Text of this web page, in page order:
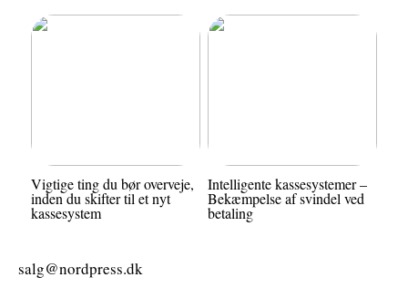
Vigtige ting du bør overveje,
inden du skifter til et nyt
kassesystem
Intelligente kassesystemer –
Bekæmpelse af svindel ved
betaling
salg@nordpress.dk